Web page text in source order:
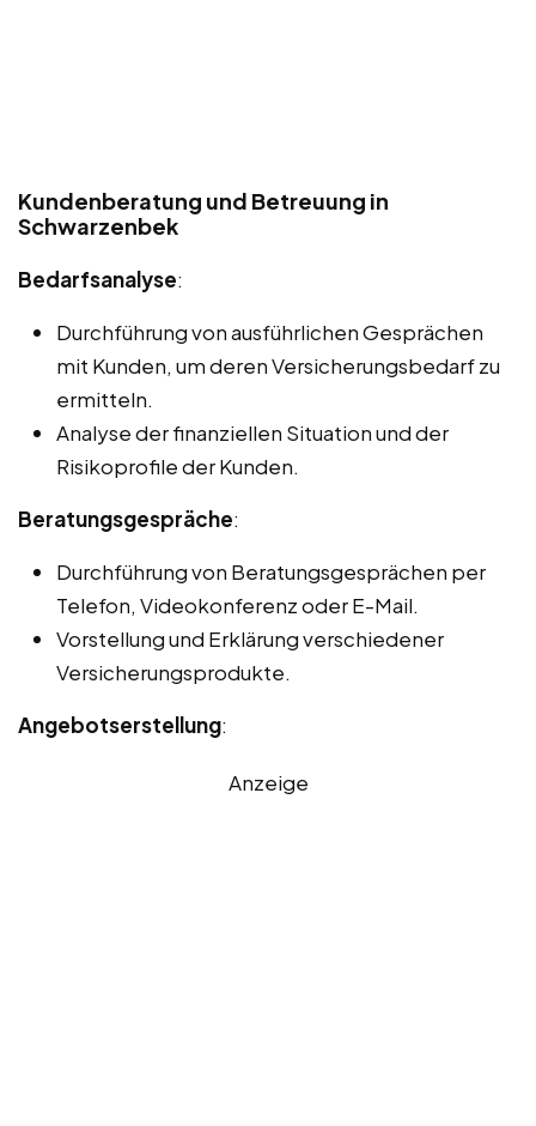
Kundenberatung und Betreuung in
Schwarzenbek
Bedarfsanalyse:
Durchführung von ausführlichen Gesprächen
mit Kunden, um deren Versicherungsbedarf zu
ermitteln.
Analyse der finanziellen Situation und der
Risikoprofile der Kunden.
Beratungsgespräche:
Durchführung von Beratungsgesprächen per
Telefon, Videokonferenz oder E-Mail.
Vorstellung und Erklärung verschiedener
Versicherungsprodukte.
Angebotserstellung:
Anzeige